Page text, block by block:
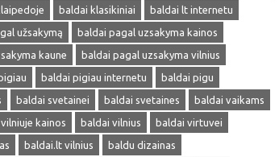
baldai klasikiniai
baldai lt internetu
užsakymą
baldai pagal uzsakyma kainos
kaune
baldai pagal uzsakyma vilnius
baldai pigiau internetu
baldai pigu
baldai svetainei baldai svetaines
baldai vaikams
kainos baldai vilnius
baldai virtuvei
baldai.lt vilnius
baldu dizainas